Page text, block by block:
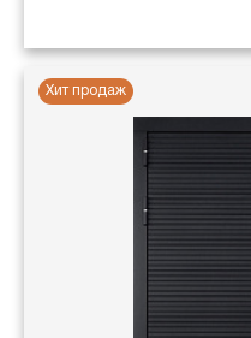
Хит продаж